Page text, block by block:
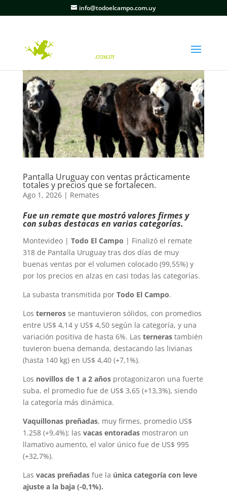
info@todoelcampo.com.uy
Pantalla Uruguay con ventas prácticamente
totales y precios que se fortalecen.
Ago 1, 2026| Remates
Fue un remate que mostró valores firmes y
con subas destacas en varias categorías.
Montevideo | Todo El Campo | Finalizó el remate
318 de Pantalla Uruguay tras dos días de muy
buenas ventas por el volumen colocado (99,55%) y
por los precios en alzas en casi todas las categorías.
La subasta transmitida por Todo El Campo.
Los ternerosse mantuvieron sólidos, con promedios
entre US$ 4,14 y US$ 4,50 según la categoría, y una
variación positiva de hasta 6%. Las ternerastambién
tuvieron buena demanda, destacando las livianas
(hasta 140 kg) en US$ 4,40 (+7,1%).
Los novillos de 1 a 2 añosprotagonizaron una fuerte
suba, el promedio fue de US$ 3,65 (+13,3%), siendo
la categoría más dinámica.
Vaquillonas preñadas, muy firmes, promedio US$
1.258 (+9,4%); las vacas entoradas mostraron un
llamativo aumento, el valor único fue de US$ 995
(+32,7%).
Las vacas preñadasfue la única categoría con leve
ajuste a la baja (-0,1%).